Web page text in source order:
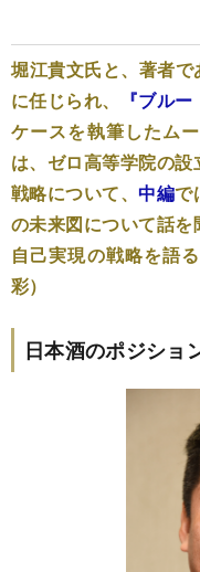
堀江貴文氏と、著者で
に任じられ、
『ブル
ケースを執筆したム
は、ゼロ高等学院の
戦略について、中編で
の未来図について話
自己実現の戦略を語
彩）
日本酒のポジショ